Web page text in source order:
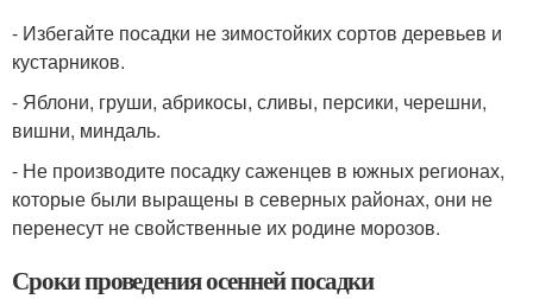
- Избегайте посадки не зимостойких сортов деревьев и
кустарников.
- Яблони, груши, абрикосы, сливы, персики, черешни,
вишни, миндаль.
- Не производите посадку саженцев в южных регионах,
которые были выращены в северных районах, они не
перенесут не свойственные их родине морозов.
Сроки проведения осенней посадки